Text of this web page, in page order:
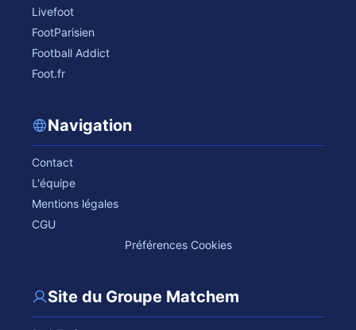
Livefoot
FootParisien
Football Addict
Foot.fr
Navigation
Contact
L'équipe
Mentions légales
CGU
Préférences Cookies
Site du Groupe Matchem